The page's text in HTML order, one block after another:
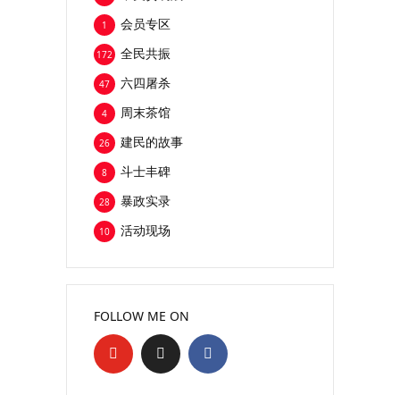
会员专区
1
全民共振
172
六四屠杀
47
周末茶馆
4
建民的故事
26
斗士丰碑
8
暴政实录
28
活动现场
10
FOLLOW ME ON